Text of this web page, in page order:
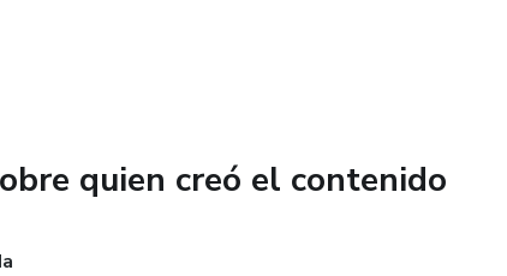
quien creó el contenido